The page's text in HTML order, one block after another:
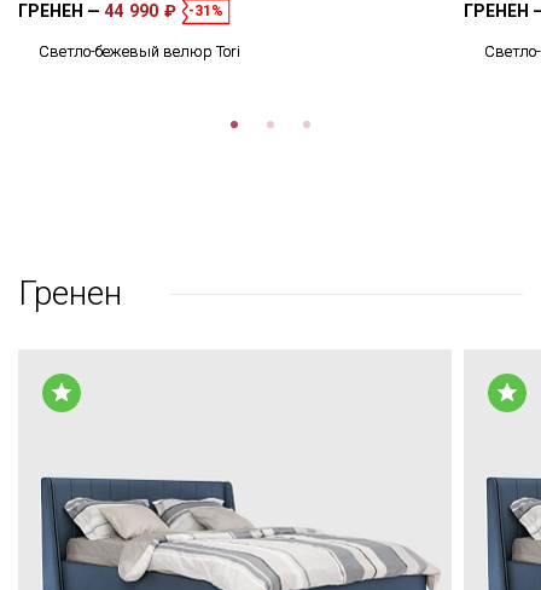
ГРЕНЕН 44 990 ₽ -31%
Светло-бежевый велюр Tori
ГРЕНЕН
Гренен